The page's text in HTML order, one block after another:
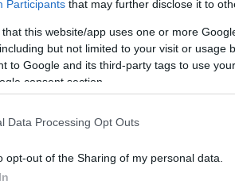
Participants that may further disclose it to
that this website/app uses one or more
but not limited to your visit or usage
to Google and its third-party tags to use
consent section.
Data Processing Opt Outs
opt-out of the Sharing of my personal data.
beindultak a
megjelenése után
gép kapcsolatban állhat
az Next Generation
hatodik generációs